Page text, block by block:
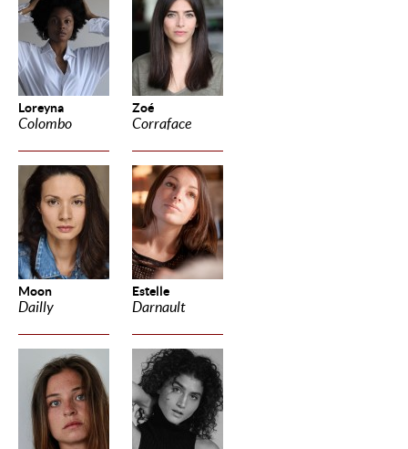
Loreyna
Colombo
Zoé
Corraface
Moon
Dailly
Estelle
Darnault